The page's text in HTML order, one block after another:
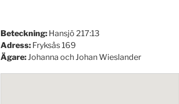
Beteckning: Hansjö 217:13
Adress: Fryksås 169
Ägare:Johanna och Johan Wieslander